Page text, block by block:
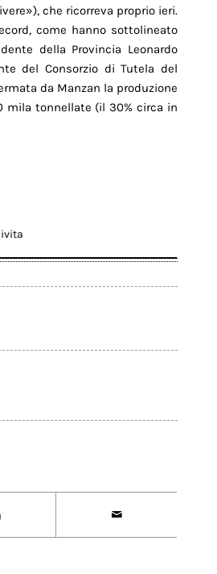
che ricorreva proprio ieri.
come hanno sottolineato
della Provincia Leonardo
del Consorzio di Tutela del
da Manzan la produzione
mila tonnellate (il 30% circa in